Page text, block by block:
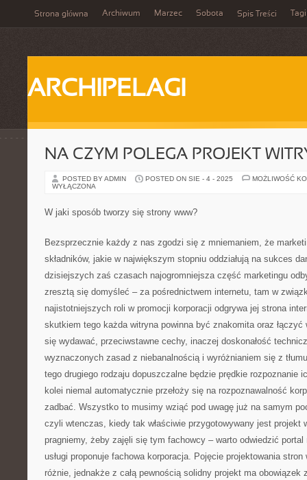
Strona główna Archiwum Marzec Sobota Spis Treści Tagi
ARCHIPELAGI
NA CZYM POLEGA PROJEKT
POSTED BY ADMIN POSTED ON SIE - 4 - 2025
MOŻLIWOŚĆ
WYŁĄCZONA
W jaki sposób tworzy się strony www?
Bezsprzecznie każdy z nas zgodzi się z mniemaniem, że
składników, jakie w największym stopniu oddziałują na sukces
dzisiejszych zaś czasach najogromniejsza część marketingu
zresztą się domyśleć – za pośrednictwem internetu, tam w
najistotniejszych roli w promocji korporacji odgrywa jej strona
skutkiem tego każda witryna powinna być znakomita oraz łączyć
się wydawać, przeciwstawne cechy, inaczej doskonałość
wyznaczonych zasad z niebanalnością i wyróżnianiem się z
tego drugiego rodzaju dopuszczalne będzie prędkie rozpoznanie
kolei niemal automatycznie przełoży się na rozpoznawalność
zadbać. Wszystko to musimy wziąć pod uwagę już na samym
czyli wtenczas, kiedy tak właściwie przygotowywany jest projekt
pragniemy, żeby zajęli się tym fachowcy – warto odwiedzić
usługi proponuje fachowa korporacja. Pojęcie projektowania
różnie, jednakże z całą pewnością solidny projekt ma obowiązek